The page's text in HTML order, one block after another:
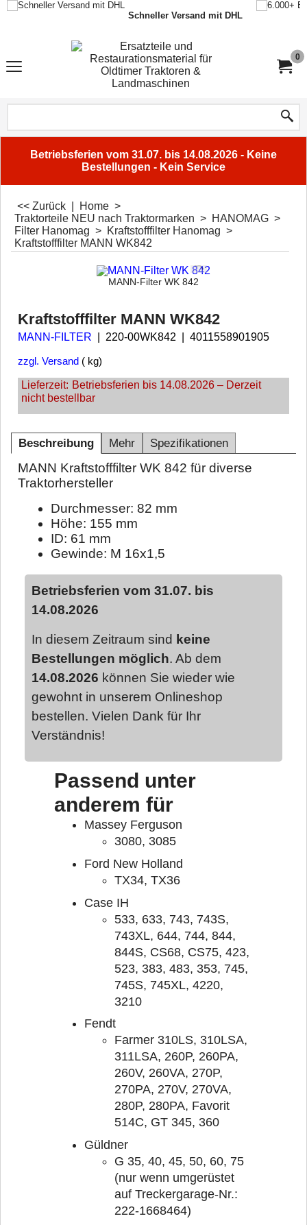
Schneller Versand mit DHL
0
Betriebsferien vom 31.07. bis 14.08.2026 - Keine
Bestellungen - Kein Service
<< Zurück Home >
Traktorteile NEU nach Traktormarken > HANOMAG >
Filter Hanomag > Kraftstofffilter Hanomag >
Kraftstofffilter MANN WK842
MANN-Filter WK 842
Kraftstofffilter MANN WK842
MANN-FILTER 220-00WK842 4011558901905
zzgl. Versand kg
Lieferzeit: Betriebsferien bis 14.08.2026 – Derzeit
nicht bestellbar
Beschreibung Mehr Spezifikationen
MANN Kraftstofffilter WK 842 für diverse
Traktorhersteller
Durchmesser: 82 mm
Höhe: 155 mm
ID: 61 mm
Gewinde: M 16x1,5
Betriebsferien vom 31.07. bis
14.08.2026
In diesem Zeitraum sind keine
Bestellungen möglich. Ab dem
14.08.2026 können Sie wieder wie
gewohnt in unserem Onlineshop
bestellen. Vielen Dank für Ihr
Verständnis!
Passend unter
anderem für
Massey Ferguson
3080, 3085
Ford New Holland
TX34, TX36
Case IH
533, 633, 743, 743S,
743XL, 644, 744, 844,
844S, CS68, CS75, 423,
523, 383, 483, 353, 745,
745S, 745XL, 4220,
3210
Fendt
Farmer 310LS, 310LSA,
311LSA, 260P, 260PA,
260V, 260VA, 270P,
270PA, 270V, 270VA,
280P, 280PA, Favorit
514C, GT 345, 360
Güldner
G 35, 40, 45, 50, 60, 75
(nur wenn umgerüstet
auf Treckergarage-Nr.:
222-1668464)